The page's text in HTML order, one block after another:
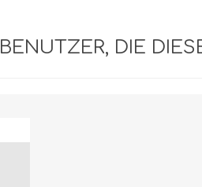
BENUTZER, DIE